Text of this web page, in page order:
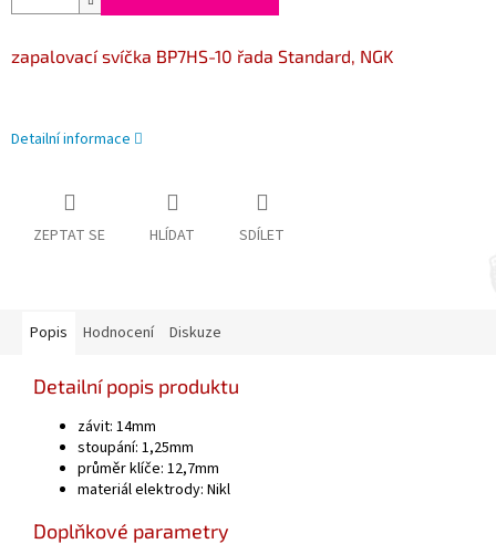
zapalovací svíčka BP7HS-10 řada Standard, NGK
Detailní informace
ZEPTAT SE HLÍDAT SDÍLET
Popis Hodnocení Diskuze
Detailní popis produktu
závit: 14mm
stoupání: 1,25mm
průměr klíče: 12,7mm
materiál elektrody: Nikl
Doplňkové parametry